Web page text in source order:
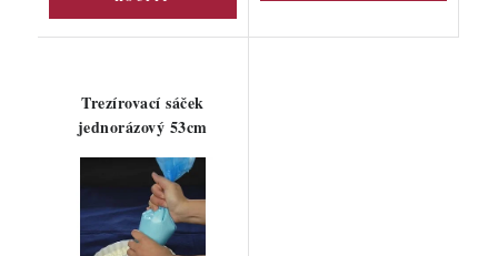
Trezírovací sáček
jednorázový 53cm